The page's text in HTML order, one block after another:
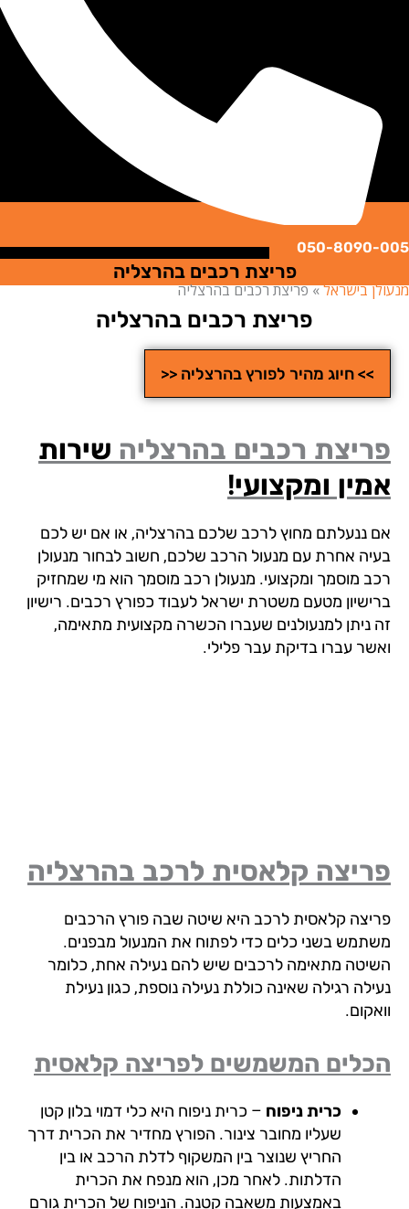
050-
פריצת רכבים בהרצליה
בישראל»פריצת רכבים בהרצליה
פריצת רכבים בהרצליה
>> חיוג מהיר לפורץ בהרצליה <<
רכבים בהרצליהשירות
ומקצועי!
ננעלתם מחוץ לרכב שלכם בהרצליה, או אם יש לכם
אחרת עם מנעול הרכב שלכם, חשוב לבחור מנעולן
מוסמך ומקצועי. מנעולן רכב מוסמך הוא מי שמחזיק
מטעם משטרת ישראל לעבוד כפורץ רכבים. רישיון
ניתן למנעולנים שעברו הכשרה מקצועית מתאימה,
עברו בדיקת עבר פלילי.
קלאסית לרכבבהרצליה
קלאסית לרכב היא שיטה שבה פורץ הרכבים
בשני כלים כדי לפתוח את המנעול מבפנים.
מתאימה לרכבים שיש להם נעילה אחת, כלומר
רגילה שאינה כוללת נעילה נוספת, כגון נעילת
המשמשים לפריצה קלאסית
כרית ניפוח– כרית ניפוח היא כלי דמוי בלון קטן
שעליו מחובר צינור. הפורץ מחדיר את הכרית דרך
החריץ שנוצר בין המשקוף לדלת הרכב או בין
הדלתות. לאחר מכן, הוא מנפח את הכרית
באמצעות משאבה קטנה. הניפוח של הכרית גורם